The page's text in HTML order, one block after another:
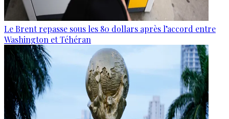
Le Brent repasse sous les 80 dollars après l’accord entre
Washington et Téhéran